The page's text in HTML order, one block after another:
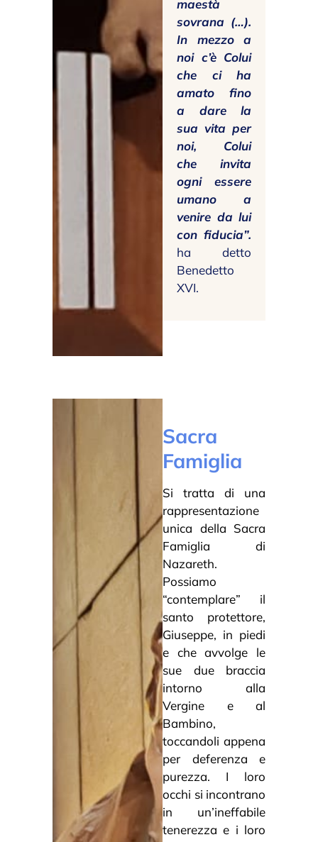
maestà
sovrana (…).
In mezzo a
noi c’è Colui
che ci ha
amato fino
a dare la
sua vita per
noi, Colui
che invita
ogni essere
umano a
venire da lui
con fiducia”.
ha detto
Benedetto
XVI.
Sacra
Famiglia
Si tratta di una
rappresentazione
unica della Sacra
Famiglia di
Nazareth.
Possiamo
“contemplare” il
santo protettore,
Giuseppe, in piedi
e che avvolge le
sue due braccia
intorno alla
Vergine e al
Bambino,
toccandoli appena
per deferenza e
purezza. I loro
occhi si incontrano
in un’ineffabile
tenerezza e i loro